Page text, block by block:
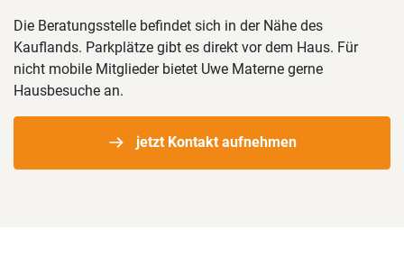
Die Beratungsstelle befindet sich in der Nähe des
Kauflands. Parkplätze gibt es direkt vor dem Haus. Für
nicht mobile Mitglieder bietet Uwe Materne gerne
Hausbesuche an.
jetzt Kontakt aufnehmen